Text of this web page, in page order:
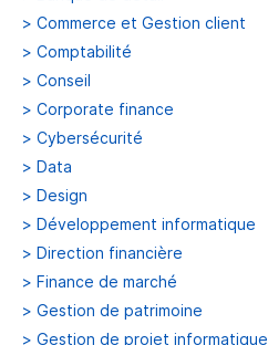
> Commerce et Gestion client
> Comptabilité
> Conseil
> Corporate finance
> Cybersécurité
> Data
> Design
> Développement informatique
> Direction financière
> Finance de marché
> Gestion de patrimoine
> Gestion de projet informatique